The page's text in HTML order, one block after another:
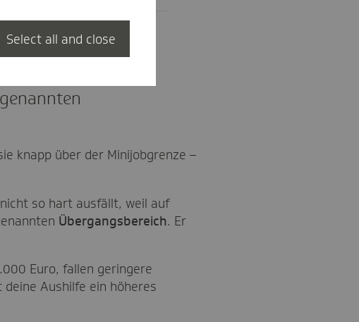
knapp über der Minijobgrenze –
so hart ausfällt, weil auf
Übergangsbereich. Er
Euro, fallen geringere
Aushilfe ein höheres
Select all and close